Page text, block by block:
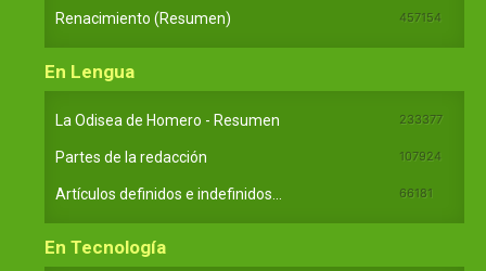
Renacimiento (Resumen) 457154
En Lengua
La Odisea de Homero - Resumen 233377
Partes de la redacción 107924
Artículos definidos e indefinidos... 66181
En Tecnología